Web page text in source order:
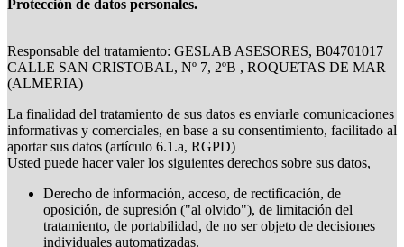
Protección de datos personales.
Responsable del tratamiento: GESLAB ASESORES, B04701017
CALLE SAN CRISTOBAL, Nº 7, 2ºB , ROQUETAS DE MAR
(ALMERIA)
La finalidad del tratamiento de sus datos es enviarle comunicaciones
informativas y comerciales, en base a su consentimiento, facilitado al
aportar sus datos (artículo 6.1.a, RGPD)
Usted puede hacer valer los siguientes derechos sobre sus datos,
Derecho de información, acceso, de rectificación, de
oposición, de supresión ("al olvido"), de limitación del
tratamiento, de portabilidad, de no ser objeto de decisiones
individuales automatizadas.